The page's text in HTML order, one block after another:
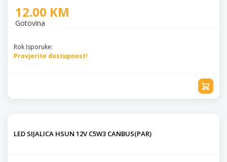
12.00 KM
Gotovina
Rok Isporuke:
Provjerite dostupnost!
LED SIJALICA HSUN 12V C5W3 CANBUS(PAR)